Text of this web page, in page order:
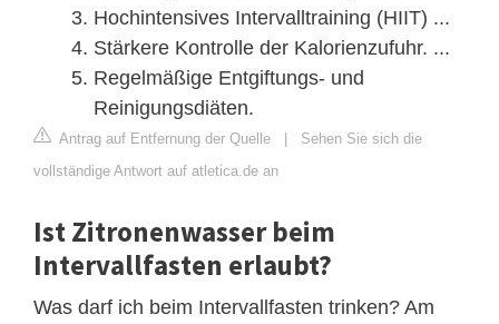
Hochintensives Intervalltraining (HIIT) ...
Stärkere Kontrolle der Kalorienzufuhr. ...
Regelmäßige Entgiftungs- und
Reinigungsdiäten.
Antrag auf Entfernung der Quelle | Sehen Sie sich die
vollständige Antwort auf atletica.de an
Ist Zitronenwasser beim
Intervallfasten erlaubt?
Was darf ich beim Intervallfasten trinken? Am